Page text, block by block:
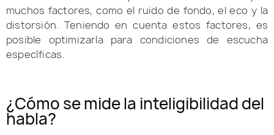
muchos factores, como el ruido de fondo, el eco y la
distorsión. Teniendo en cuenta estos factores, es
posible optimizarla para condiciones de escucha
específicas.
¿Cómo se mide la inteligibilidad del
habla?